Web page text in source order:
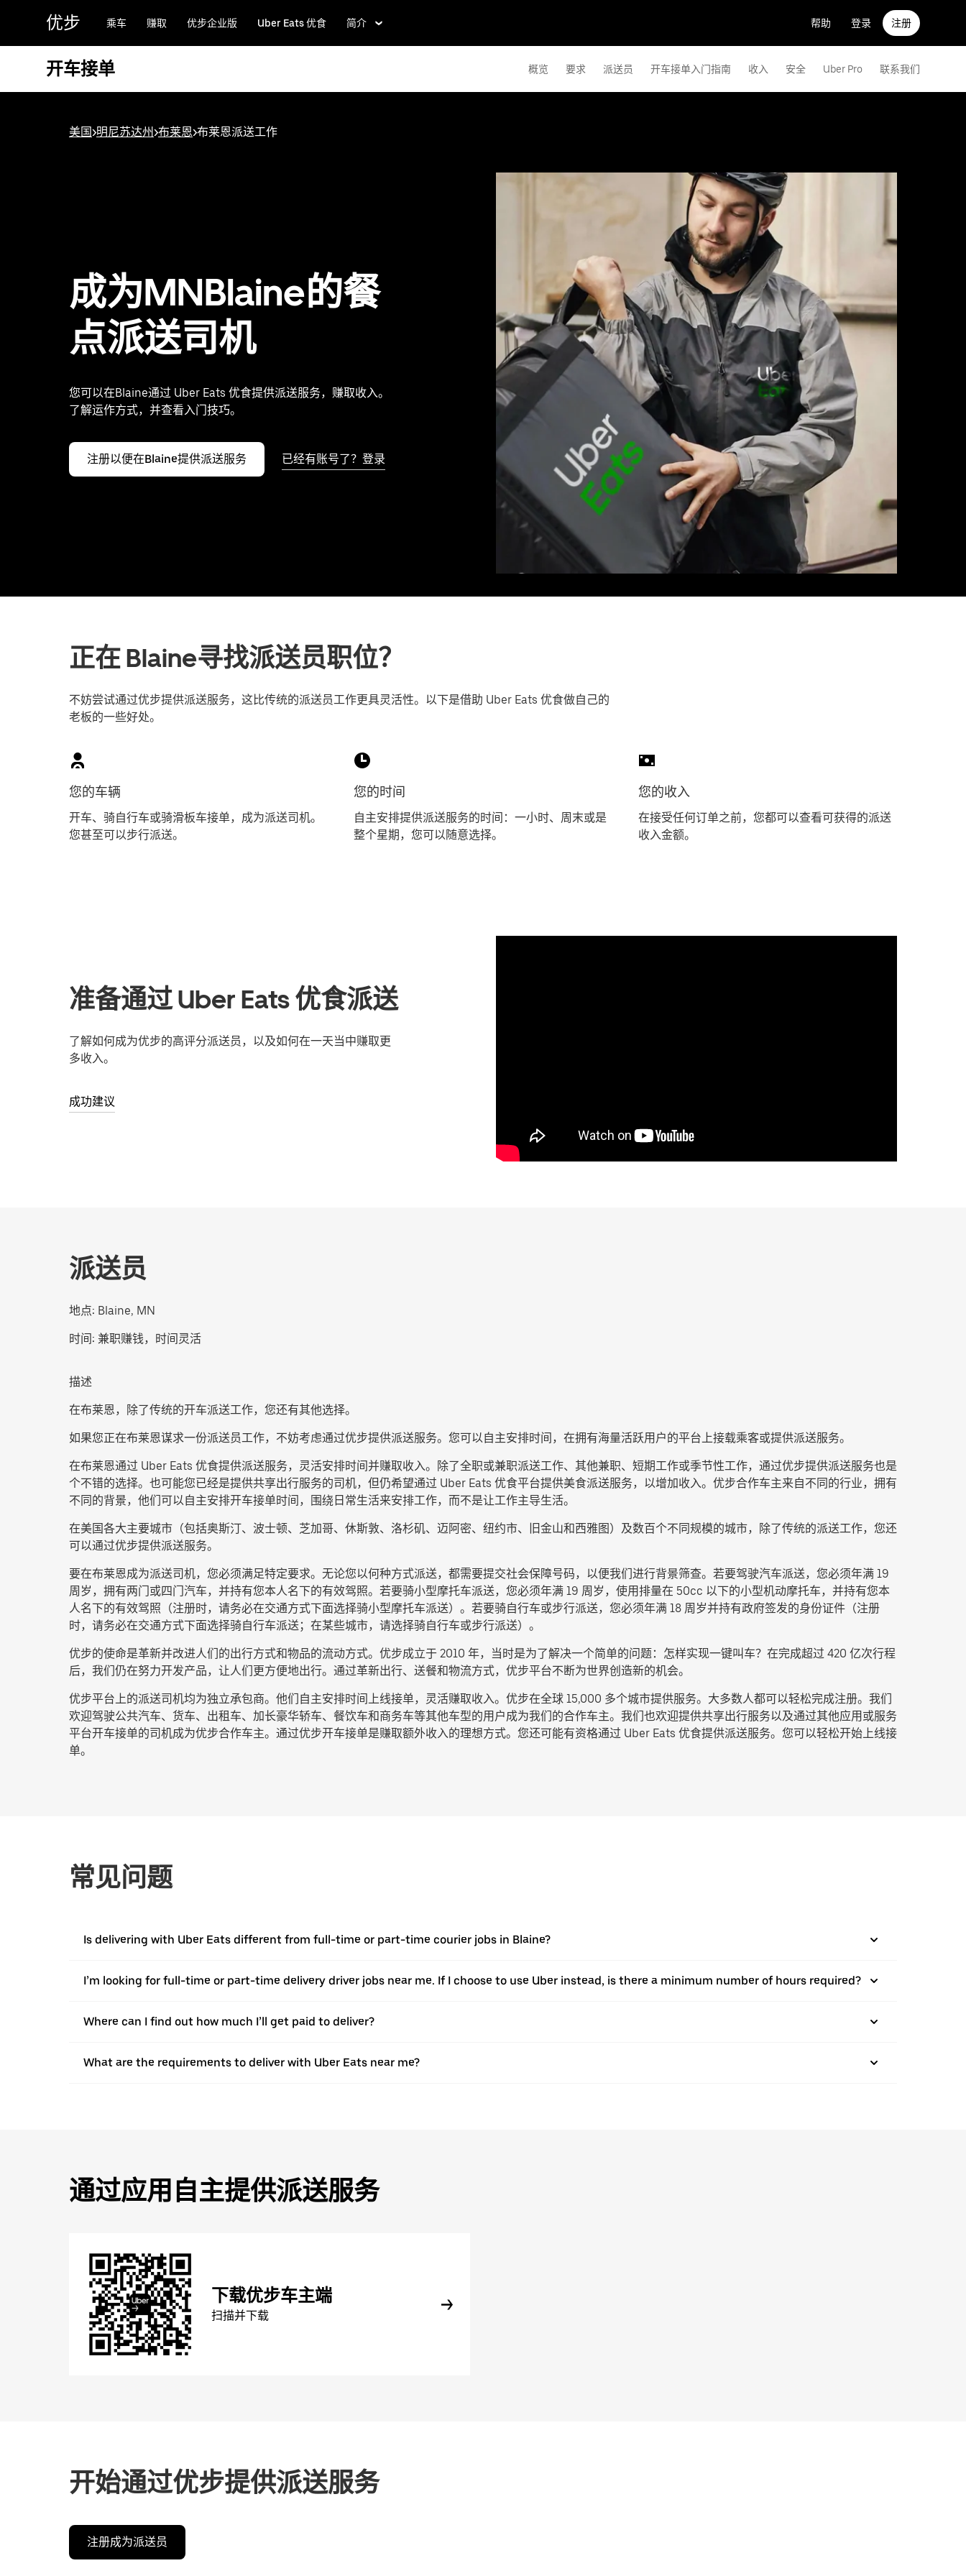
容
优步 乘车 赚取 优步企业版 Uber Eats 优食 简介 帮助 登录 注册
开车接单 概览 要求 派送员 开车接单入门指南 收入 安全 Uber Pro 联系我们
美国>明尼苏达州>布莱恩>布莱恩派送工作
成为MNBlaine的餐
点派送司机
您可以在Blaine通过 Uber Eats 优食提供派送服务，赚取收入。
了解运作方式，并查看入门技巧。
注册以便在Blaine提供派送服务 已经有账号了？登录
正在 Blaine寻找派送员职位？
不妨尝试通过优步提供派送服务，这比传统的派送员工作更具灵活性。以下是借助 Uber Eats 优食做自己的
老板的一些好处。
您的车辆
开车、骑自行车或骑滑板车接单，成为派送司机。
您甚至可以步行派送。
您的时间
自主安排提供派送服务的时间：一小时、周末或是
整个星期，您可以随意选择。
您的收入
在接受任何订单之前，您都可以查看可获得的派送
收入金额。
准备通过 Uber Eats 优食派送
了解如何成为优步的高评分派送员，以及如何在一天当中赚取更
多收入。
成功建议
派送员
地点: Blaine, MN
时间: 兼职赚钱，时间灵活
描述
在布莱恩，除了传统的开车派送工作，您还有其他选择。
如果您正在布莱恩谋求一份派送员工作，不妨考虑通过优步提供派送服务。您可以自主安排时间，在拥有海量活跃用户的平台上接载乘客或提供派送服务。
在布莱恩通过 Uber Eats 优食提供派送服务，灵活安排时间并赚取收入。除了全职或兼职派送工作、其他兼职、短期工作或季节性工作，通过优步提供派送服务也是
个不错的选择。也可能您已经是提供共享出行服务的司机，但仍希望通过 Uber Eats 优食平台提供美食派送服务，以增加收入。优步合作车主来自不同的行业，拥有
不同的背景，他们可以自主安排开车接单时间，围绕日常生活来安排工作，而不是让工作主导生活。
在美国各大主要城市（包括奥斯汀、波士顿、芝加哥、休斯敦、洛杉矶、迈阿密、纽约市、旧金山和西雅图）及数百个不同规模的城市，除了传统的派送工作，您还
可以通过优步提供派送服务。
要在布莱恩成为派送司机，您必须满足特定要求。无论您以何种方式派送，都需要提交社会保障号码，以便我们进行背景筛查。若要驾驶汽车派送，您必须年满 19
周岁，拥有两门或四门汽车，并持有您本人名下的有效驾照。若要骑小型摩托车派送，您必须年满 19 周岁，使用排量在 50cc 以下的小型机动摩托车，并持有您本
人名下的有效驾照（注册时，请务必在交通方式下面选择骑小型摩托车派送）。若要骑自行车或步行派送，您必须年满 18 周岁并持有政府签发的身份证件（注册
时，请务必在交通方式下面选择骑自行车派送；在某些城市，请选择骑自行车或步行派送）。
优步的使命是革新并改进人们的出行方式和物品的流动方式。优步成立于 2010 年，当时是为了解决一个简单的问题：怎样实现一键叫车？在完成超过 420 亿次行程
后，我们仍在努力开发产品，让人们更方便地出行。通过革新出行、送餐和物流方式，优步平台不断为世界创造新的机会。
优步平台上的派送司机均为独立承包商。他们自主安排时间上线接单，灵活赚取收入。优步在全球 15,000 多个城市提供服务。大多数人都可以轻松完成注册。我们
欢迎驾驶公共汽车、货车、出租车、加长豪华轿车、餐饮车和商务车等其他车型的用户成为我们的合作车主。我们也欢迎提供共享出行服务以及通过其他应用或服务
平台开车接单的司机成为优步合作车主。通过优步开车接单是赚取额外收入的理想方式。您还可能有资格通过 Uber Eats 优食提供派送服务。您可以轻松开始上线接
单。
常见问题
Is delivering with Uber Eats different from full-time or part-time courier jobs in Blaine?
I’m looking for full-time or part-time delivery driver jobs near me. If I choose to use Uber instead, is there a minimum number of hours required?
Where can I find out how much I’ll get paid to deliver?
What are the requirements to deliver with Uber Eats near me?
通过应用自主提供派送服务
下载优步车主端
扫描并下载
开始通过优步提供派送服务
注册成为派送员